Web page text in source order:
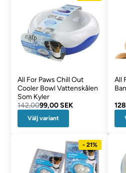
All For Paws Chill Out
Cooler Bowl Vattenskålen
Som Kyler
142,0099,00 SEK
Välj variant
All
- 21%